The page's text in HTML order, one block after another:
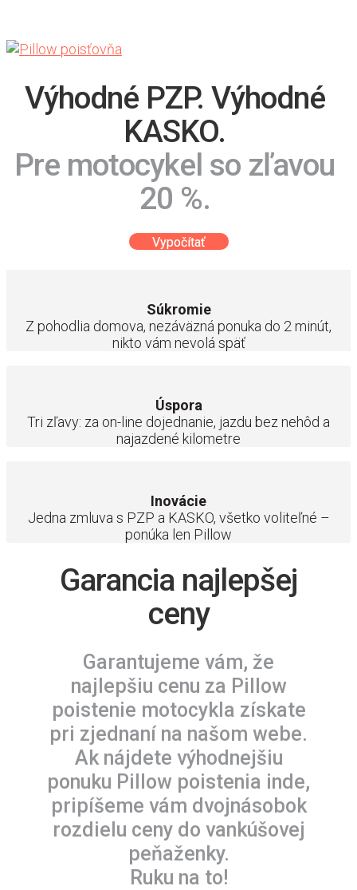
Výhodné PZP. Výhodné
KASKO.
Pre motocykel so zľavou
20 %.
Vypočítať
Súkromie
Z pohodlia domova, nezáväzná ponuka do 2 minút,
nikto vám nevolá späť
Úspora
Tri zľavy: za on-line dojednanie, jazdu bez nehôd a
najazdené kilometre
Inovácie
Jedna zmluva s PZP a KASKO, všetko voliteľné –
ponúka len Pillow
Garancia najlepšej
ceny
Garantujeme vám, že
najlepšiu cenu za Pillow
poistenie motocykla získate
pri zjednaní na našom webe.
Ak nájdete výhodnejšiu
ponuku Pillow poistenia inde,
pripíšeme vám dvojnásobok
rozdielu ceny do vankúšovej
peňaženky.
Ruku na to!